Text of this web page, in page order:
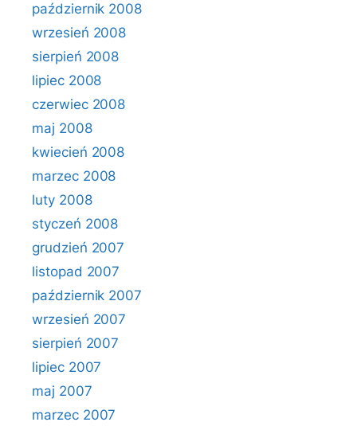
październik 2008
wrzesień 2008
sierpień 2008
lipiec 2008
czerwiec 2008
maj 2008
kwiecień 2008
marzec 2008
luty 2008
styczeń 2008
grudzień 2007
listopad 2007
październik 2007
wrzesień 2007
sierpień 2007
lipiec 2007
maj 2007
marzec 2007